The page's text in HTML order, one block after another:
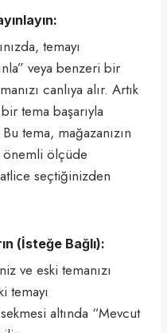
temayı
veya benzeri bir
canlıya alır. Artık
tema başarıyla
tema, mağazanızın
önemli ölçüde
seçtiğinizden
(İsteğe Bağlı):
ve eski temanızı
temayı
altında “Mevcut